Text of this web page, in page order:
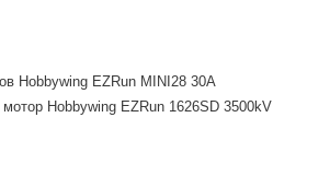
Hobbywing EZRun MINI28 30А
Hobbywing EZRun 1626SD 3500kV